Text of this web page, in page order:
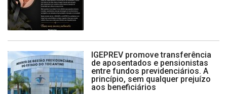
IGEPREV promove transferência
de aposentados e pensionistas
entre fundos previdenciários. A
princípio, sem qualquer prejuízo
aos beneficiários